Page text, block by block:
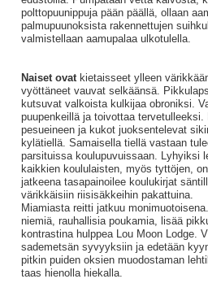
polttopuunippuja pään päällä, ollaan
palmupuunoksista rakennettujen
valmistellaan aamupalaa ulkotulella.
Naiset ovat kietaisseet ylleen
vyöttäneet vauvat selkäänsä.
kutsuvat valkoista kulkijaa obroniksi.
puupenkeillä ja toivottaa
pesueineen ja kukot juoksentelevat
kylätiellä. Samaisella tiellä vastaan
parsituissa koulupuvuissaan. Lyhyiksi
kaikkien koululaisten, myös tyttöjen,
jatkeena tasapainoilee koulukirjat
värikkäisiin riisisäkkeihin pakattuina.
Miamiasta reitti jatkuu
niemiä, rauhallisia poukamia, lisää
kontrastina hulppea Lou Moon Lodge.
sademetsän syvyyksiin ja edetään
pitkin puiden oksien muodostaman
taas hienolla hiekalla.